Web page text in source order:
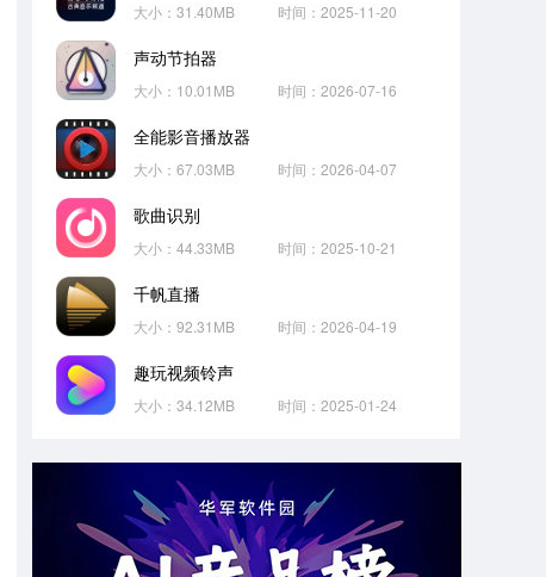
大小：31.40MB 时间：2025-11-20
声动节拍器
大小：10.01MB 时间：2026-07-16
全能影音播放器
大小：67.03MB 时间：2026-04-07
歌曲识别
大小：44.33MB 时间：2025-10-21
千帆直播
大小：92.31MB 时间：2026-04-19
趣玩视频铃声
大小：34.12MB 时间：2025-01-24